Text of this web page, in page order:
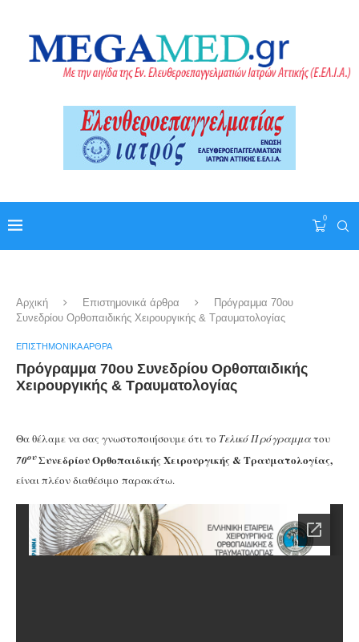
0
Αρχική Επιστημονικά άρθρα
Πρόγραμμα 70ου
Συνεδρίου Ορθοπαιδικής Χειρουργικής & Τραυματολογίας
ΕΠΙΣΤΗΜΟΝΙΚΆ ΆΡΘΡΑ
Πρόγραμμα 70ου Συνεδρίου Ορθοπαιδικής
Χειρουργικής & Τραυματολογίας
Θα θέλαμε να σας γνωστοποιήσουμε ότι το Τελικό Πρόγραμματου
70ουΣυνεδρίου Ορθοπαιδικής Χειρουργικής & Τραυματολογίας,
είναι πλέον διαθέσιμο παρακάτω.